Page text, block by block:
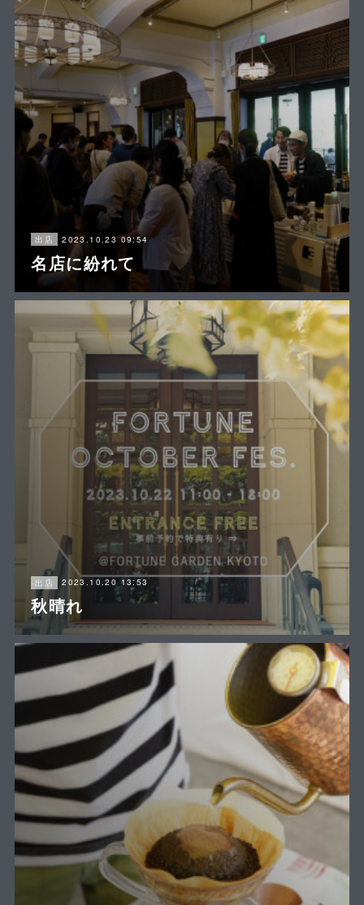
出店 2023.10.23 09:54
名店に紛れて
出店 2023.10.20 13:53
秋晴れ